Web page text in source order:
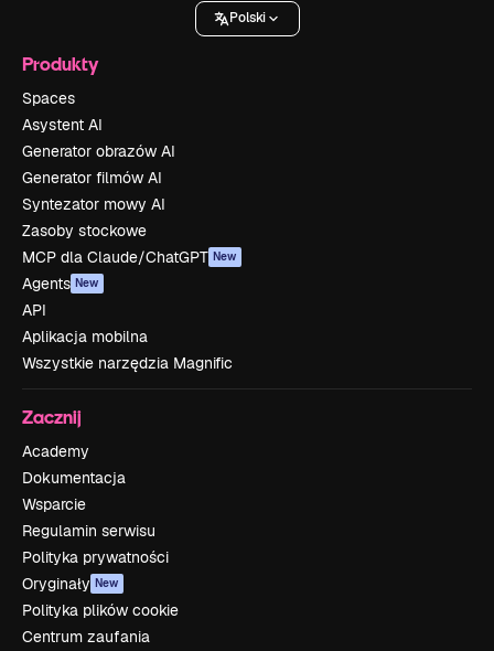
Polski
Produkty
Spaces
Asystent AI
Generator obrazów AI
Generator filmów AI
Syntezator mowy AI
Zasoby stockowe
MCP dla Claude/ChatGPT New
Agents New
API
Aplikacja mobilna
Wszystkie narzędzia Magnific
Zacznij
Academy
Dokumentacja
Wsparcie
Regulamin serwisu
Polityka prywatności
Oryginały New
Polityka plików cookie
Centrum zaufania